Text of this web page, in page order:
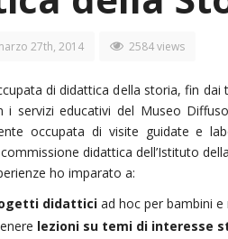
27th, 2014 2584 views
di didattica della storia, fin dai
i servizi educativi del Museo
occupata di visite guidate e
didattica dell’Istituto
ho imparato a:
didatticiad hoc per bambini e
lezioni su temi di interesse